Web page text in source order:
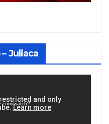
Juliaca
watch?